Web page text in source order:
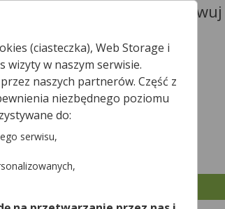
Twój lek i
Szukaj leku
nam, że są właśnie otwarte.
(ciasteczka), Web Storage i
wizyty w naszym serwisie.
naszych partnerów. Część z
niezbędnego poziomu
do:
serwisu,